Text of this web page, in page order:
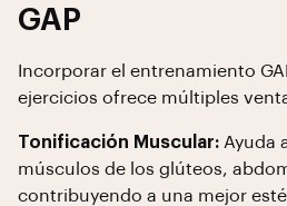
GAP
Incorporar el entrenamiento
ejercicios ofrece múltiples
Tonificación Muscular: Ayuda
músculos de los glúteos,
contribuyendo a una mejor